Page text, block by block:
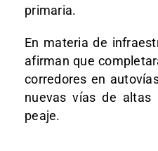
primaria.
En materia de
afirman que
corredores en
nuevas vías de altas
peaje.